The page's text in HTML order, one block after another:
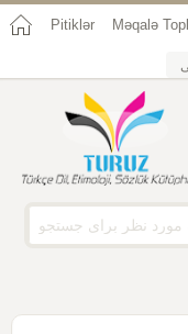
Pitiklər Məqalə